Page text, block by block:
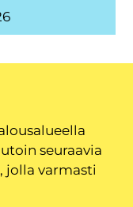
seuraavia
jolla varmasti